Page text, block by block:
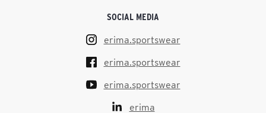
SOCIAL MEDIA
erima.sportswear
erima.sportswear
erima.sportswear
erima